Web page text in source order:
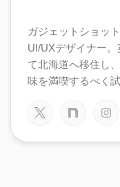
ガジェットショッ
UI/UXデザイナー
て北海道へ移住し
味を満喫するべく試